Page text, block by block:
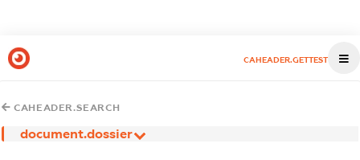
CAHEADER.GETTEST
CAHEADER.SEARCH
document.dossier